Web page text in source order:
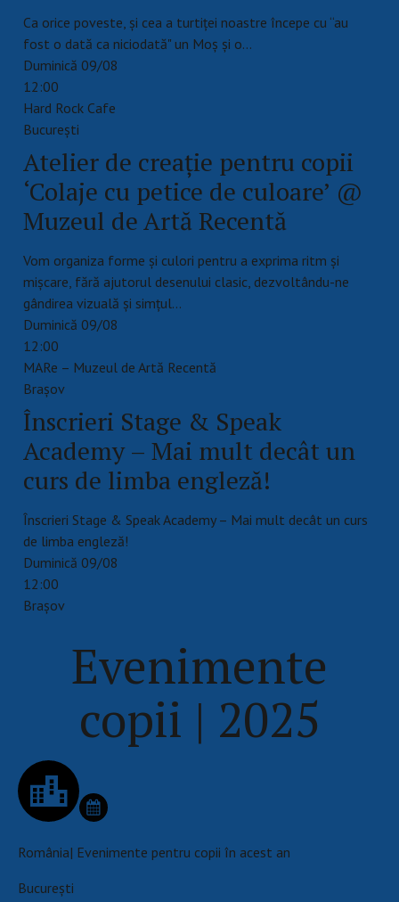
Ca orice poveste, și cea a turtiței noastre începe cu “au
fost o dată ca niciodată" un Moș și o…
Duminică 09/08
12:00
Hard Rock Cafe
Bucureşti
Atelier de creație pentru copii
‘Colaje cu petice de culoare’ @
Muzeul de Artă Recentă
Vom organiza forme și culori pentru a exprima ritm și
mișcare, fără ajutorul desenului clasic, dezvoltându-ne
gândirea vizuală și simțul…
Duminică 09/08
12:00
MARe – Muzeul de Artă Recentă
Braşov
Înscrieri Stage & Speak
Academy – Mai mult decât un
curs de limba engleză!
Înscrieri Stage & Speak Academy – Mai mult decât un curs
de limba engleză!
Duminică 09/08
12:00
Brașov
Evenimente
copii | 2025
România| Evenimente pentru copii în acest an
Bucureşti